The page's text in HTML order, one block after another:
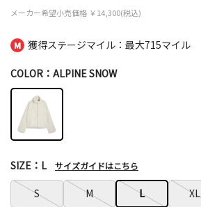
獲得ステージマイル：最大715マイル
メーカー希望小売価格 ￥14,300(税込)
COLOR：ALPINE SNOW
S M L XL
SIZE：L サイズガイドはこちら